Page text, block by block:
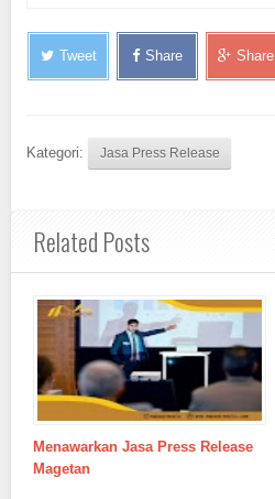
Tweet Share Share
Kategori: Jasa Press Release
Related Posts
Menawarkan Jasa Press Release
Magetan